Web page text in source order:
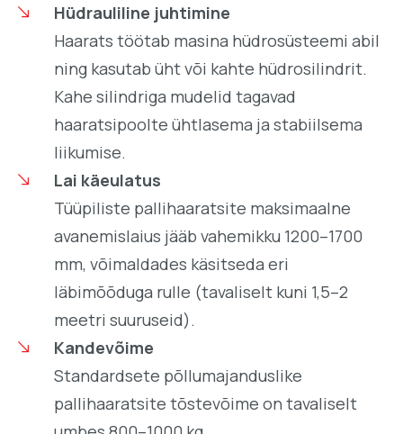
Hüdrauliline juhtimine
Haarats töötab masina hüdrosüsteemi abil
ning kasutab üht või kahte hüdrosilindrit.
Kahe silindriga mudelid tagavad
haaratsipoolte ühtlasema ja stabiilsema
liikumise.
Lai käeulatus
Tüüpiliste pallihaaratsite maksimaalne
avanemislaius jääb vahemikku 1200–1700
mm, võimaldades käsitseda eri
läbimõõduga rulle (tavaliselt kuni 1,5–2
meetri suuruseid).
Kandevõime
Standardsete põllumajanduslike
pallihaaratsite tõstevõime on tavaliselt